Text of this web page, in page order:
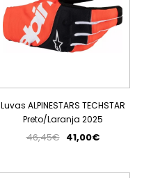
Luvas ALPINESTARS TECHSTAR
Preto/Laranja 2025
46,45€ 41,00€